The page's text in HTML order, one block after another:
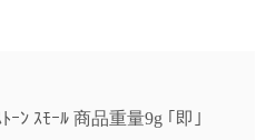
ｰﾝ ｽﾓｰﾙ 商品重量9g ｢即｣